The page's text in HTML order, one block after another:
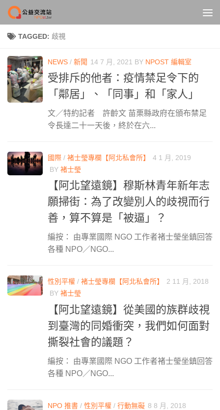
Skip to content
TAGGED: 歧視
NEWS / 新聞 14 7 月, 2021 BY NPOST 編輯室
受排斥的他者：疫情禁足令下的
「鄰居」、「同事」和「家人」
文／特約記者 許齡文 苗栗縣政府在頒布禁足
令長達二十一天後，終於在六...
國際 / 褚士瑩專欄【阿北私會所】
4 1 月, 2019
BY 褚士瑩
【阿北望遠鏡】穆斯林青年新年志
願掃街：為了改變別人的歧視而行
善，算不算是「被逼」？
編按： 由專業國際 NGO 工作者褚士瑩坐鎮回答
各種 NPO／NGO...
性別平權 / 褚士瑩專欄【阿北私會所】
2 11 月, 2018
BY 褚士瑩
【阿北望遠鏡】從美國的族群歧視
到臺灣的同婚衝突，我們如何面對
撕裂社會的議題？
編按： 由專業國際 NGO 工作者褚士瑩坐鎮回答
各種 NPO／NGO...
NPO 推書 / 性別平權 / 行動無礙 8 8 月, 2018